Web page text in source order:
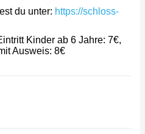
du unter: https://schloss-
Kinder ab 6 Jahre: 7€,
Ausweis: 8€